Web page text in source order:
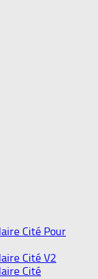
Cité Pour
Cité V2
Cité